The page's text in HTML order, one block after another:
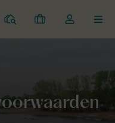
Campings
Mijn
boekingen
Open
de
account